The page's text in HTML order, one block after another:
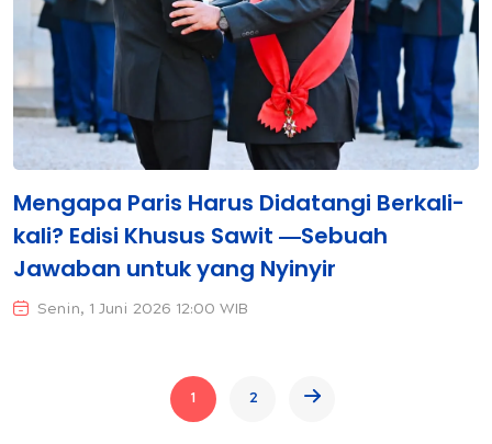
Mengapa Paris Harus Didatangi Berkali-
kali? Edisi Khusus Sawit ―Sebuah
Jawaban untuk yang Nyinyir
Senin, 1 Juni 2026 12:00 WIB
1 2